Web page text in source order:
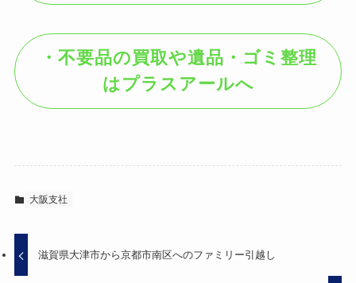
・不要品の買取や遺品・ゴミ整理
はプラスアールへ
大阪支社
滋賀県大津市から京都市南区へのファミリー引越し